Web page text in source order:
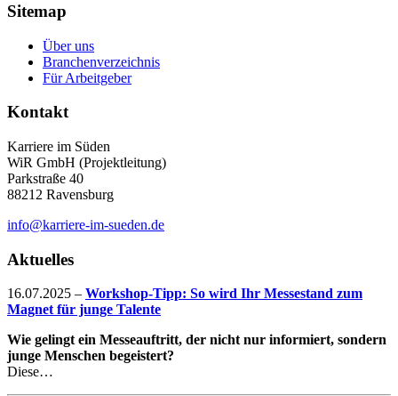
Sitemap
Über uns
Branchenverzeichnis
Für Arbeitgeber
Kontakt
Karriere im Süden
WiR GmbH (Projektleitung)
Parkstraße 40
88212 Ravensburg
info@karriere-im-sueden.de
Aktuelles
16.07.2025 – Workshop-Tipp: So wird Ihr Messestand zum
Magnet für junge Talente
Wie gelingt ein Messeauftritt, der nicht nur informiert, sondern
junge Menschen begeistert?
Diese…